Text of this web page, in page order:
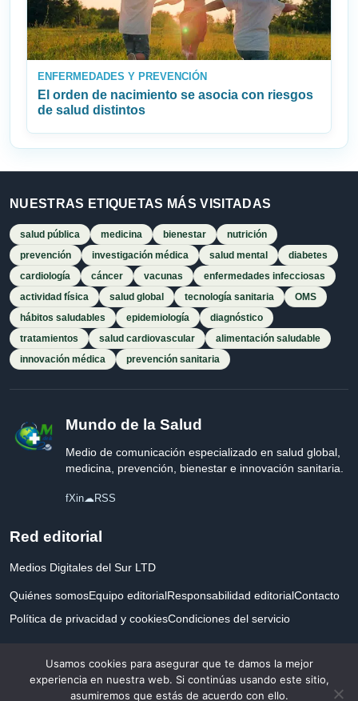
ENFERMEDADES Y PREVENCIÓN
El orden de nacimiento se asocia con riesgos
de salud distintos
NUESTRAS ETIQUETAS MÁS VISITADAS
salud pública medicina bienestar
nutrición
prevención
investigación médica salud mental
diabetes
cardiología
cáncer vacunas
enfermedades infecciosas
actividad física
salud global tecnología sanitaria
OMS
hábitos saludables
epidemiología
diagnóstico
tratamientos
salud cardiovascular
alimentación saludable
innovación médica
prevención sanitaria
Mundo de la Salud
Medio de comunicación especializado en salud global,
medicina, prevención, bienestar e innovación sanitaria.
fXin☁RSS
Red editorial
Medios Digitales del Sur LTD
Quiénes somosEquipo editorialResponsabilidad editorialContacto
Política de privacidad y cookiesCondiciones del servicio
Usamos cookies para asegurar que te damos la mejor
experiencia en nuestra web. Si continúas usando este sitio,
asumiremos que estás de acuerdo con ello.